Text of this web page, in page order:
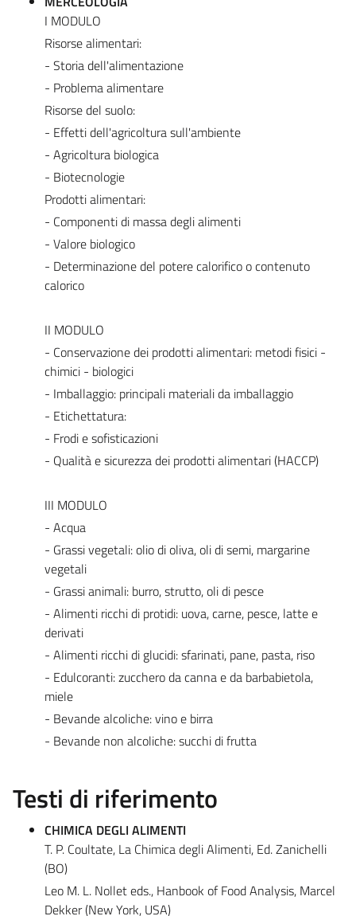
I MODULO
Risorse alimentari:
- Storia dell'alimentazione
- Problema alimentare
Risorse del suolo:
- Effetti dell'agricoltura sull'ambiente
- Agricoltura biologica
- Biotecnologie
Prodotti alimentari:
- Componenti di massa degli alimenti
- Valore biologico
- Determinazione del potere calorifico o contenuto
calorico
II MODULO
- Conservazione dei prodotti alimentari: metodi fisici -
chimici - biologici
- Imballaggio: principali materiali da imballaggio
- Etichettatura:
- Frodi e sofisticazioni
- Qualità e sicurezza dei prodotti alimentari (HACCP)
III MODULO
- Acqua
- Grassi vegetali: olio di oliva, oli di semi, margarine
vegetali
- Grassi animali: burro, strutto, oli di pesce
- Alimenti ricchi di protidi: uova, carne, pesce, latte e
derivati
- Alimenti ricchi di glucidi: sfarinati, pane, pasta, riso
- Edulcoranti: zucchero da canna e da barbabietola,
miele
- Bevande alcoliche: vino e birra
- Bevande non alcoliche: succhi di frutta
Testi di riferimento
CHIMICA DEGLI ALIMENTI
T. P. Coultate, La Chimica degli Alimenti, Ed. Zanichelli
(BO)
Leo M. L. Nollet eds., Hanbook of Food Analysis, Marcel
Dekker (New York, USA)